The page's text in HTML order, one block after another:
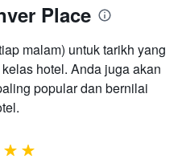
Place
malam) untuk tarikh yang
hotel. Anda juga akan
popular dan bernilai
4 bintang